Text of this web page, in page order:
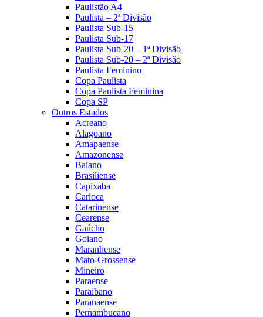
Paulistão A4
Paulista – 2ª Divisão
Paulista Sub-15
Paulista Sub-17
Paulista Sub-20 – 1ª Divisão
Paulista Sub-20 – 2ª Divisão
Paulista Feminino
Copa Paulista
Copa Paulista Feminina
Copa SP
Outros Estados
Acreano
Alagoano
Amapaense
Amazonense
Baiano
Brasiliense
Capixaba
Carioca
Catarinense
Cearense
Gaúcho
Goiano
Maranhense
Mato-Grossense
Mineiro
Paraense
Paraibano
Paranaense
Pernambucano